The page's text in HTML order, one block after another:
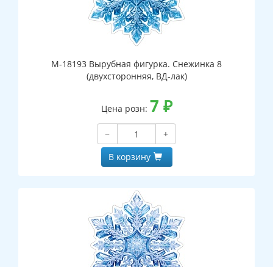
М-18193 Вырубная фигурка. Снежинка 8
(двухсторонняя, ВД-лак)
Цена розн: 7 ₽
−
+
В корзину